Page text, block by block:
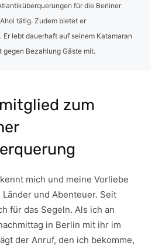
für die Berliner
tätig. Zudem bietet er
lebt dauerhaft auf seinem Katamaran
gegen Bezahlung Gäste mit.
zum
mich und meine Vorliebe
und Abenteuer. Seit
für das Segeln. Als ich an
in Berlin mit ihr im
der Anruf, den ich bekomme,